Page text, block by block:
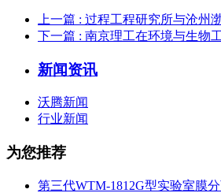
上一篇 : 过程工程研究所与沧州
下一篇 : 南京理工在环境与生物
新闻资讯
沃腾新闻
行业新闻
为您推荐
第三代WTM-1812G型实验室膜